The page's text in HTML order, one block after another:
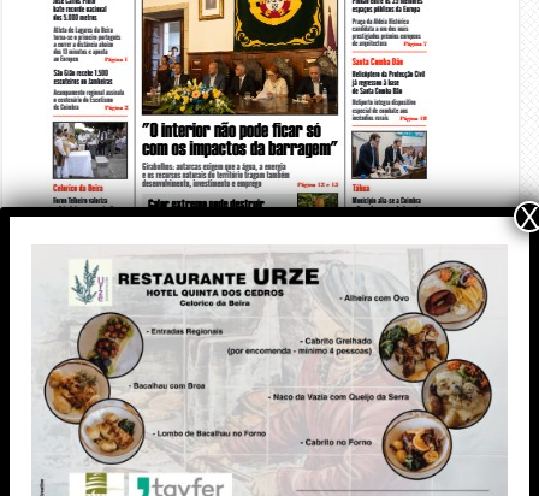
PUBLICIDADE
X